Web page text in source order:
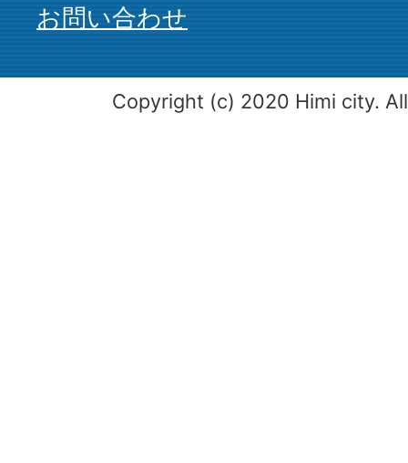
お問い合わせ
Copyright (c) 2020 Himi city.